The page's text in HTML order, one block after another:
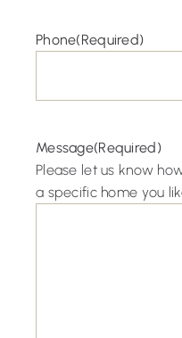
Phone(Required)
Message(Required)
Please let us know
a specific home you